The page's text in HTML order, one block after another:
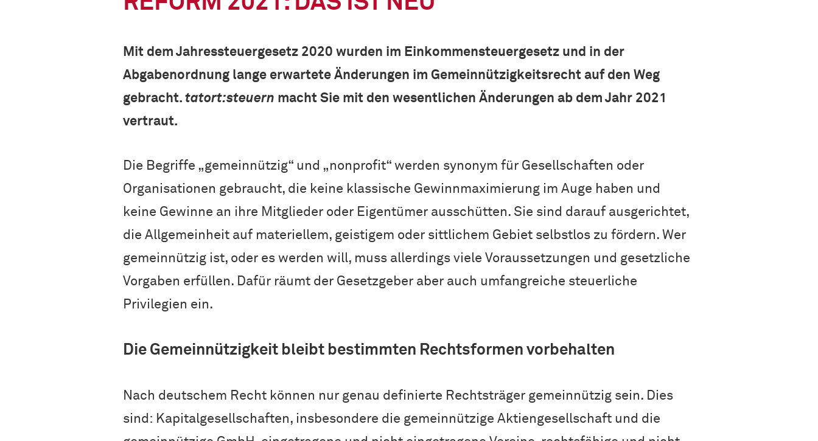
Mit dem Jahressteuergesetz 2020 wurden im Einkommensteuergesetz und in der
Abgabenordnung lange erwartete Änderungen im Gemeinnützigkeitsrecht auf den Weg
gebracht. tatort:steuern macht Sie mit den wesentlichen Änderungen ab dem Jahr 2021
vertraut.
Die Begriffe „gemeinnützig“ und „nonprofit“ werden synonym für Gesellschaften oder
Organisationen gebraucht, die keine klassische Gewinnmaximierung im Auge haben und
keine Gewinne an ihre Mitglieder oder Eigentümer ausschütten. Sie sind darauf ausgerichtet,
die Allgemeinheit auf materiellem, geistigem oder sittlichem Gebiet selbstlos zu fördern. Wer
gemeinnützig ist, oder es werden will, muss allerdings viele Voraussetzungen und gesetzliche
Vorgaben erfüllen. Dafür räumt der Gesetzgeber aber auch umfangreiche steuerliche
Privilegien ein.
Die Gemeinnützigkeit bleibt bestimmten Rechtsformen vorbehalten
Nach deutschem Recht können nur genau definierte Rechtsträger gemeinnützig sein. Dies
sind: Kapitalgesellschaften, insbesondere die gemeinnützige Aktiengesellschaft und die